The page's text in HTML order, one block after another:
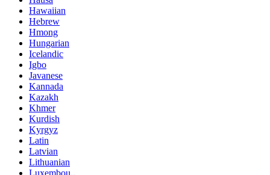
Hawaiian
Hebrew
Hmong
Hungarian
Icelandic
Igbo
Javanese
Kannada
Kazakh
Khmer
Kurdish
Kyrgyz
Latin
Latvian
Lithuanian